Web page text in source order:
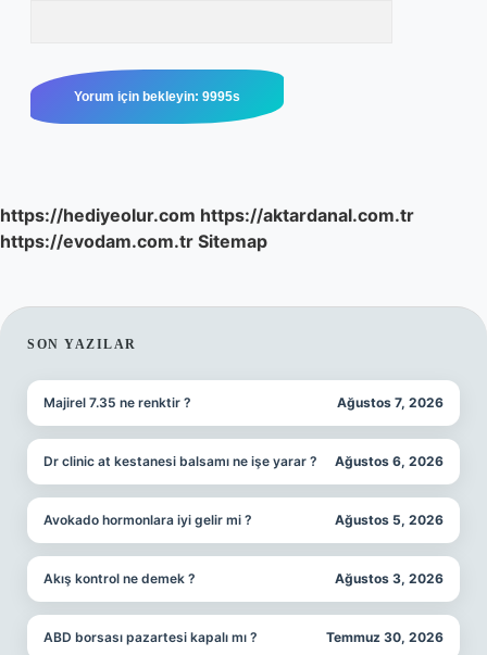
https://hediyeolur.com https://aktardanal.com.tr
https://evodam.com.tr Sitemap
SIDEBAR
SON YAZILAR
Majirel 7.35 ne renktir ? Ağustos 7, 2026
Dr clinic at kestanesi balsamı ne işe yarar ? Ağustos 6, 2026
Avokado hormonlara iyi gelir mi ? Ağustos 5, 2026
Akış kontrol ne demek ? Ağustos 3, 2026
ABD borsası pazartesi kapalı mı ? Temmuz 30, 2026